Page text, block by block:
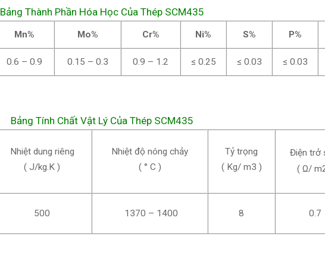
Bảng Thành Phần Hóa Học Của Thép SCM435
Mn% Mo% Cr% Ni% S% P%
0.6 – 0.9 0.15 – 0.3 0.9 – 1.2 ≤ 0.25 ≤ 0.03 ≤ 0.03
Bảng Tính Chất Vật Lý Của Thép SCM435
Nhiệt dung riêng
( J/kg.K )
Nhiệt độ nóng chảy
( ° C )
Tỷ trọng
( Kg/ m3 )
Điện trở
( Ω/
500 1370 – 1400 8 0.7